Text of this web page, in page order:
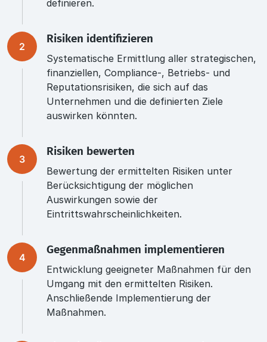
definieren.
2
Risiken identifizieren
Systematische Ermittlung aller strategischen,
finanziellen, Compliance-, Betriebs- und
Reputationsrisiken, die sich auf das
Unternehmen und die definierten Ziele
auswirken könnten.
3
Risiken bewerten
Bewertung der ermittelten Risiken unter
Berücksichtigung der möglichen
Auswirkungen sowie der
Eintrittswahrscheinlichkeiten.
4
Gegenmaßnahmen implementieren
Entwicklung geeigneter Maßnahmen für den
Umgang mit den ermittelten Risiken.
Anschließende Implementierung der
Maßnahmen.